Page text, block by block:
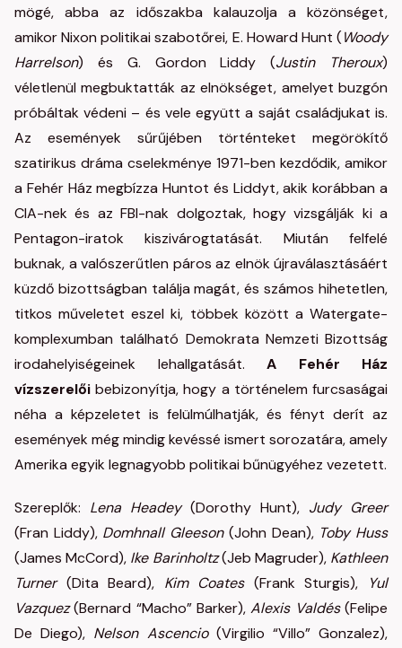
mögé, abba az időszakba kalauzolja a közönséget,
amikor Nixon politikai szabotőrei, E. Howard Hunt (Woody
Harrelson) és G. Gordon Liddy (Justin Theroux)
véletlenül megbuktatták az elnökséget, amelyet buzgón
próbáltak védeni – és vele együtt a saját családjukat is.
Az események sűrűjében történteket megörökítő
szatirikus dráma cselekménye 1971-ben kezdődik, amikor
a Fehér Ház megbízza Huntot és Liddyt, akik korábban a
CIA-nek és az FBI-nak dolgoztak, hogy vizsgálják ki a
Pentagon-iratok kiszivárogtatását. Miután felfelé
buknak, a valószerűtlen páros az elnök újraválasztásáért
küzdő bizottságban találja magát, és számos hihetetlen,
titkos műveletet eszel ki, többek között a Watergate-
komplexumban található Demokrata Nemzeti Bizottság
irodahelyiségeinek lehallgatását. A Fehér Ház
vízszerelőibebizonyítja, hogy a történelem furcsaságai
néha a képzeletet is felülmúlhatják, és fényt derít az
események még mindig kevéssé ismert sorozatára, amely
Amerika egyik legnagyobb politikai bűnügyéhez vezetett.
Szereplők: Lena Headey(Dorothy Hunt), Judy Greer
(Fran Liddy), Domhnall Gleeson(John Dean), Toby Huss
(James McCord), Ike Barinholtz(Jeb Magruder), Kathleen
Turner(Dita Beard), Kim Coates(Frank Sturgis),
Yul
Vazquez(Bernard “Macho” Barker),Alexis Valdés(Felipe
De Diego), Nelson Ascencio(Virgilio “Villo” Gonzalez),